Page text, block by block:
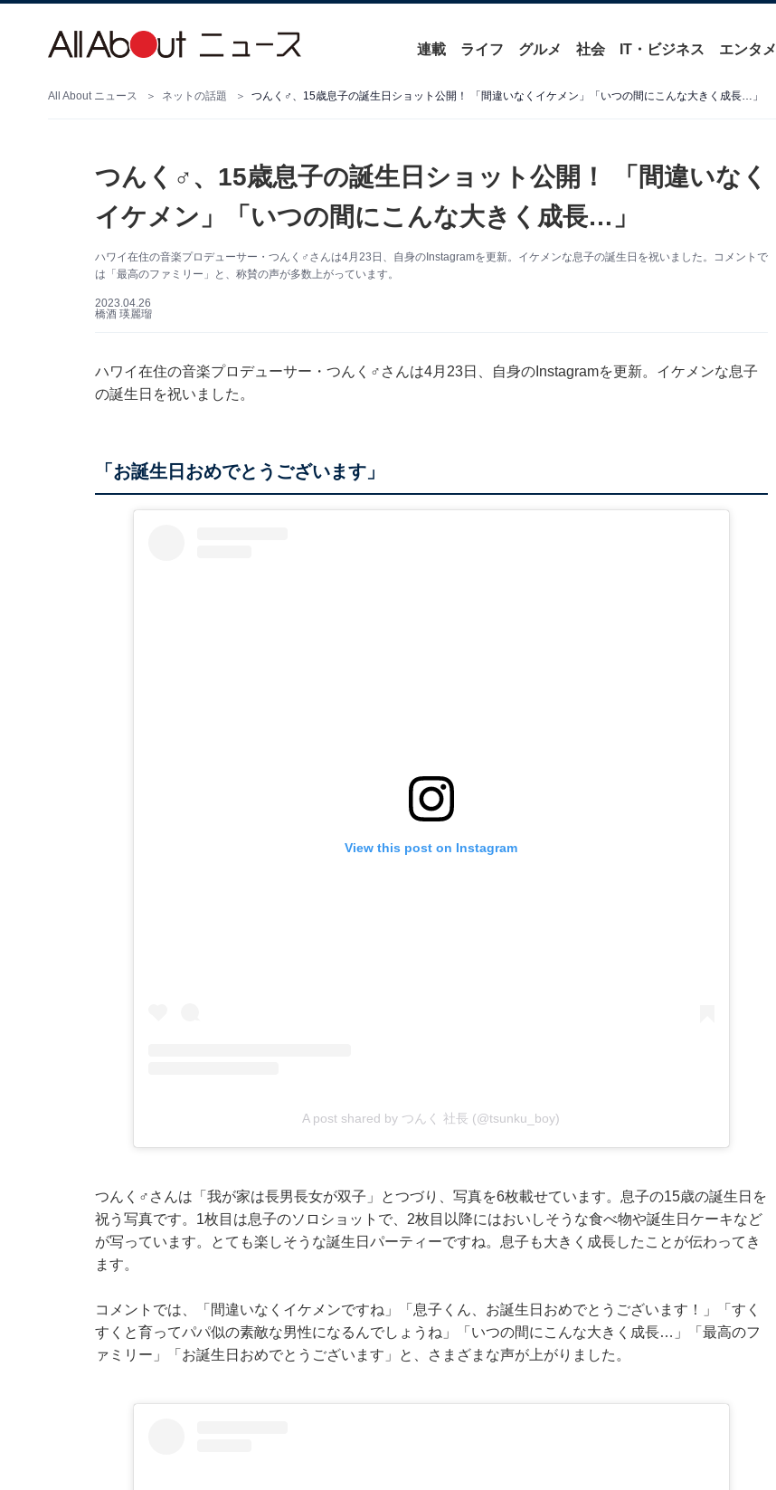
連載 ライフ グルメ 社会 IT・ビジネス エンタメ
All About ニュース ネットの話題 つんく♂、15歳息子の誕生日ショット公開！ 「間違いなくイケメン」「いつの間にこんな大きく成長…」
つんく♂、15歳息子の誕生日ショット公開！ 「間違いなく
イケメン」「いつの間にこんな大きく成長…」
ハワイ在住の音楽プロデューサー・つんく♂さんは4月23日、自身のInstagramを更新。イケメンな息子の誕生日を祝いました。コメントで
は「最高のファミリー」と、称賛の声が多数上がっています。
2023.04.26
橋酒 瑛麗瑠
ハワイ在住の音楽プロデューサー・つんく♂さんは4月23日、自身のInstagramを更新。イケメンな息子
の誕生日を祝いました。
「お誕生日おめでとうございます」
View this post on Instagram
A post shared by つんく 社長 (@tsunku_boy)
つんく♂さんは「我が家は長男長女が双子」とつづり、写真を6枚載せています。息子の15歳の誕生日を
祝う写真です。1枚目は息子のソロショットで、2枚目以降にはおいしそうな食べ物や誕生日ケーキなど
が写っています。とても楽しそうな誕生日パーティーですね。息子も大きく成長したことが伝わってき
ます。
コメントでは、「間違いなくイケメンですね」「息子くん、お誕生日おめでとうございます！」「すく
すくと育ってパパ似の素敵な男性になるんでしょうね」「いつの間にこんな大きく成長…」「最高のフ
ァミリー」「お誕生日おめでとうございます」と、さまざまな声が上がりました。